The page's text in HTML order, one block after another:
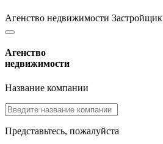
Агенство недвижимости Застройщик
Агенство
недвижимости
Название компании
Представьтесь, пожалуйста